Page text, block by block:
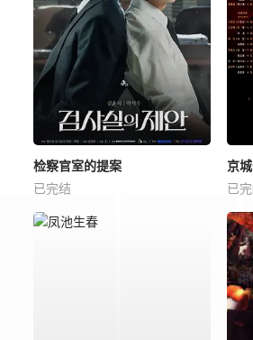
检察官室的提案
已完结
京
已